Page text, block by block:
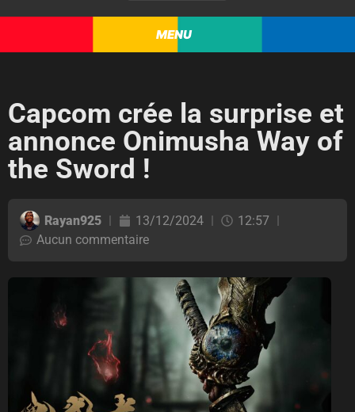
MENU
Capcom crée la surprise et
annonce Onimusha Way of
the Sword !
Rayan925 13/12/2024
12:57
Aucun commentaire